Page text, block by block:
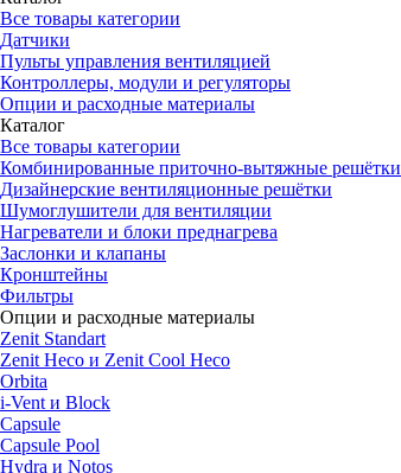
Все товары категории
Датчики
Пульты управления вентиляцией
Контроллеры, модули и регуляторы
Опции и расходные материалы
Каталог
Все товары категории
Комбинированные приточно-вытяжные решётки
Дизайнерские вентиляционные решётки
Шумоглушители для вентиляции
Нагреватели и блоки преднагрева
Заслонки и клапаны
Кронштейны
Фильтры
Опции и расходные материалы
Zenit Standart
Zenit Heco и Zenit Cool Heco
Orbita
i-Vent и Block
Capsule
Capsule Pool
Hydra и Notos